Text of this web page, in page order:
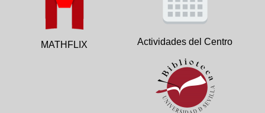
MATHFLIX Actividades del Centro